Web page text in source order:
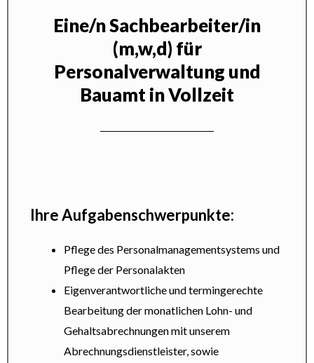
Eine/n Sachbearbeiter/in
(m,w,d) für
Personalverwaltung und
Bauamt in Vollzeit
Ihre Aufgabenschwerpunkte:
Pflege des Personalmanagementsystems und
Pflege der Personalakten
Eigenverantwortliche und termingerechte
Bearbeitung der monatlichen Lohn- und
Gehaltsabrechnungen mit unserem
Abrechnungsdienstleister, sowie